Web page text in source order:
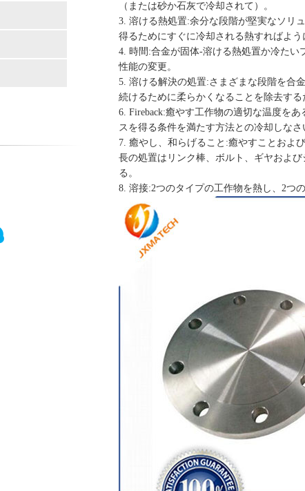
（または砂か石灰で冷却されて）。
3. 溶ける熱処置:余分な段階が堅実なソリ
得るためにすぐに冷却される熱すればよ
4. 時間:合金が固体-溶ける熱処置か冷た
性能の変更。
5. 溶ける解決の処置:さまざまな段階を合
続けるために柔らかくなることを除去する
6. Fireback:癒やす工作物の適切な温度を
スを得る条件を満たす方法との冷却しなさ
7. 癒やし、和らげること:癒やすことおよ
長の処置はリンク棒、ボルト、ギヤおよ
る。
8. 溶接:2つのタイプの工作物を熱し、2つ